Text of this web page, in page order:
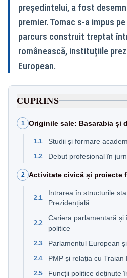
președintelui, a fost
premier. Tomac s-a impus
parcurs construit treptat
românească, instituțiile
European.
CUPRINS
1 Originile sale: Basarabia și
1.1 Studii și formare
1.2 Debut profesional în
2 Activitate civică și proiecte
2.1
Intrarea în structurile
Prezidențială
2.2
Cariera parlamentară și
politice
2.3 Parlamentul European
2.4 PMP și relația cu Traian
2.5 Funcții politice deținute